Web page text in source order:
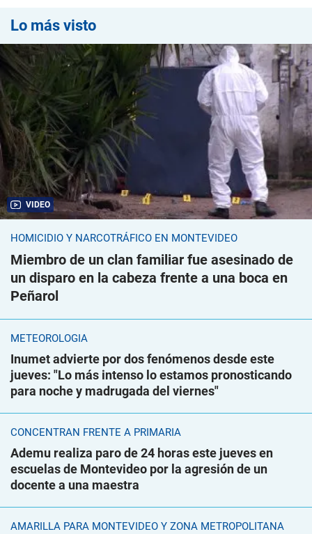
Lo más visto
VIDEO
HOMICIDIO Y NARCOTRÁFICO EN MONTEVIDEO
Miembro de un clan familiar fue asesinado de
un disparo en la cabeza frente a una boca en
Peñarol
METEOROLOGÍA
Inumet advierte por dos fenómenos desde este
jueves: "Lo más intenso lo estamos pronosticando
para noche y madrugada del viernes"
CONCENTRAN FRENTE A PRIMARIA
Ademu realiza paro de 24 horas este jueves en
escuelas de Montevideo por la agresión de un
docente a una maestra
AMARILLA PARA MONTEVIDEO Y ZONA METROPOLITANA